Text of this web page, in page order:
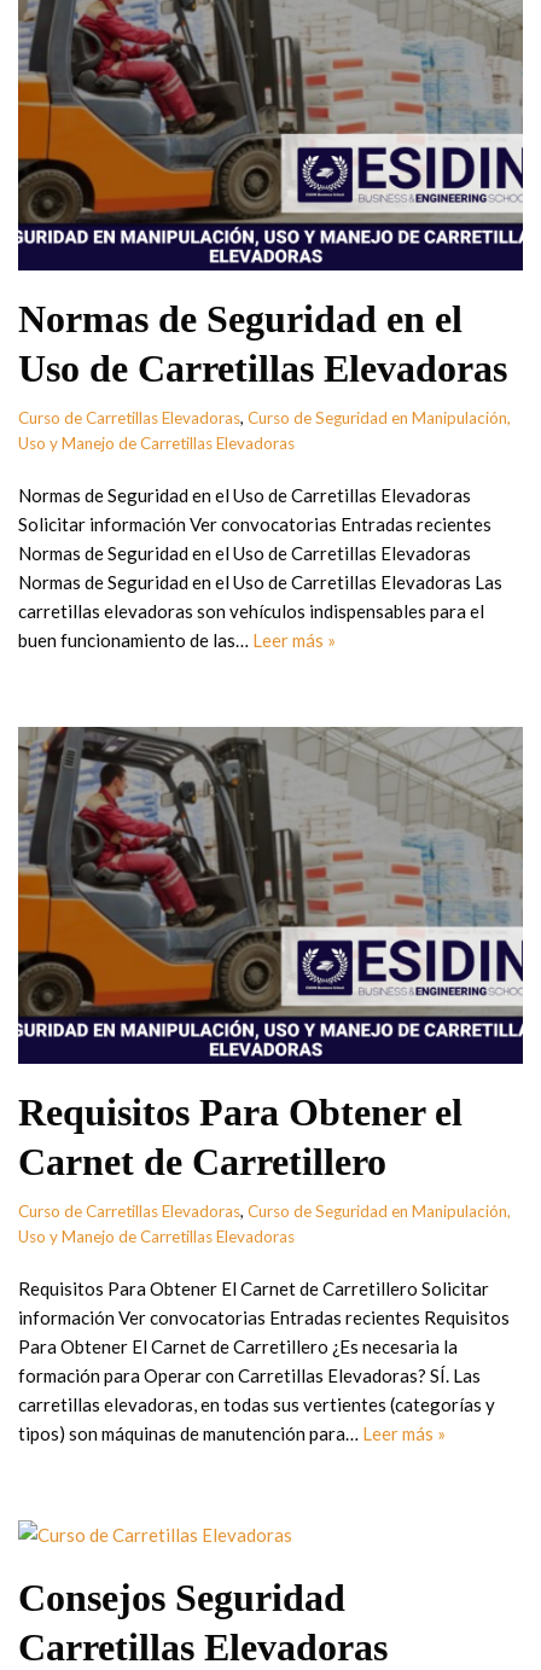
Normas de Seguridad en el
Uso de Carretillas Elevadoras
Curso de Carretillas Elevadoras, Curso de Seguridad en Manipulación,
Uso y Manejo de Carretillas Elevadoras
Normas de Seguridad en el Uso de Carretillas Elevadoras
Solicitar información Ver convocatorias Entradas recientes
Normas de Seguridad en el Uso de Carretillas Elevadoras
Normas de Seguridad en el Uso de Carretillas Elevadoras Las
carretillas elevadoras son vehículos indispensables para el
buen funcionamiento de las… Leer más »
Requisitos Para Obtener el
Carnet de Carretillero
Curso de Carretillas Elevadoras, Curso de Seguridad en Manipulación,
Uso y Manejo de Carretillas Elevadoras
Requisitos Para Obtener El Carnet de Carretillero Solicitar
información Ver convocatorias Entradas recientes Requisitos
Para Obtener El Carnet de Carretillero ¿Es necesaria la
formación para Operar con Carretillas Elevadoras? SÍ. Las
carretillas elevadoras, en todas sus vertientes (categorías y
tipos) son máquinas de manutención para… Leer más »
Consejos Seguridad
Carretillas Elevadoras